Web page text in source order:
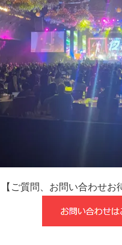
【ご質問、お問い合わせお